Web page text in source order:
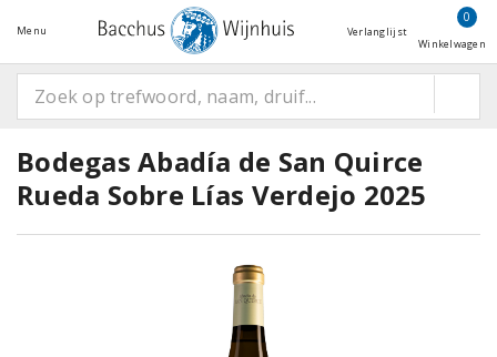
Menu Verlanglijst
0
Winkelwagen
Bodegas Abadía de San Quirce
Rueda Sobre Lías Verdejo 2025